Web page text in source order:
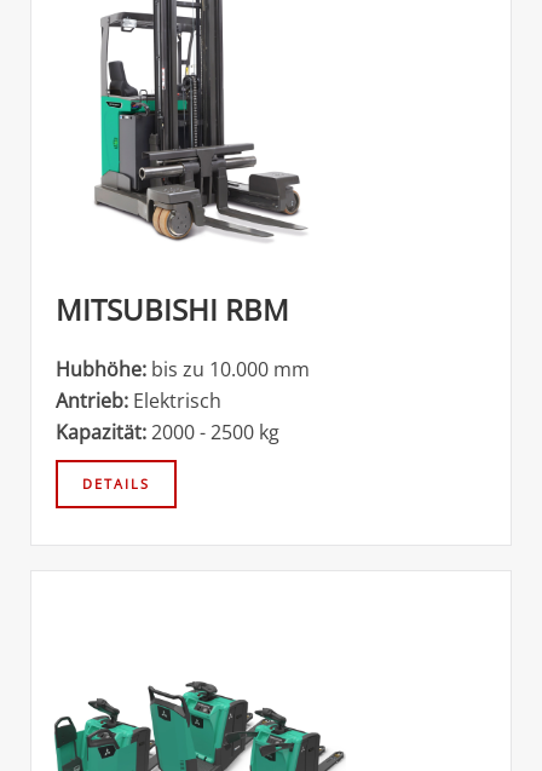
MITSUBISHI RBM
Hubhöhe: bis zu 10.000 mm
Antrieb: Elektrisch
Kapazität:2000 - 2500 kg